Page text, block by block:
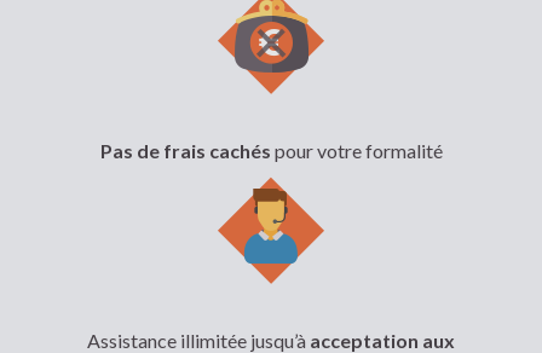
Pas de frais cachés pour votre formalité
Assistance illimitée jusqu’à acceptation aux